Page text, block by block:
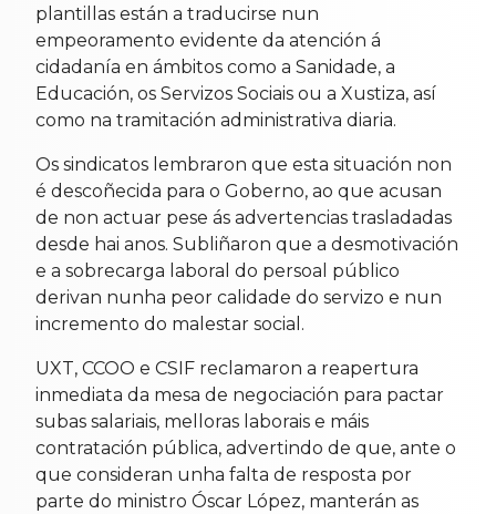
plantillas están a traducirse nun
empeoramento evidente da atención á
cidadanía en ámbitos como a Sanidade, a
Educación, os Servizos Sociais ou a Xustiza, así
como na tramitación administrativa diaria.
Os sindicatos lembraron que esta situación non
é descoñecida para o Goberno, ao que acusan
de non actuar pese ás advertencias trasladadas
desde hai anos. Subliñaron que a desmotivación
e a sobrecarga laboral do persoal público
derivan nunha peor calidade do servizo e nun
incremento do malestar social.
UXT, CCOO e CSIF reclamaron a reapertura
inmediata da mesa de negociación para pactar
subas salariais, melloras laborais e máis
contratación pública, advertindo de que, ante o
que consideran unha falta de resposta por
parte do ministro Óscar López, manterán as